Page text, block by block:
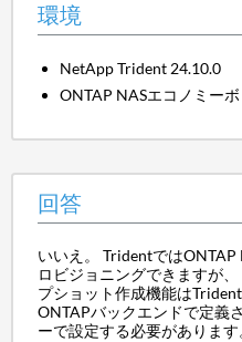
環境
NetApp Trident 24.10.0
ONTAP NASエコノミー
回答
いいえ。 Tridentでは
ロビジョニングできますが
プショット作成機能は
ONTAPバックエンドで定義
ーで設定する必要があります